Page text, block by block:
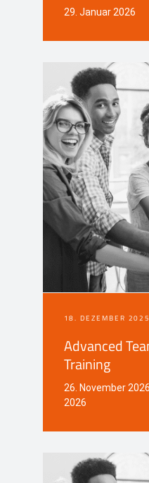
29. Januar 2026
18. DEZEMBER 2025
Advanced
Training
26. November
2026